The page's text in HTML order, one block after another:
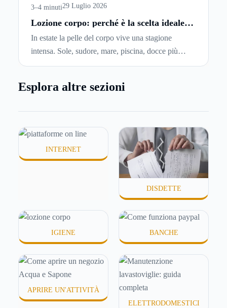
locazioneprima che scada. In questa guida
capiremo come inviare la disdetta per un contratto
3–4 minuti29 Luglio 2026
Lozione corpo: perché è la scelta ideale
In estate la pelle del corpo vive una stagione
intensa. Sole, sudore, mare, piscina, docce più
frequenti e aria condizionata possono renderla
meno confortevole. Eppure, proprio nei mesi caldi,
o difficili da assorbire.
Esplora altre sezioni
INTERNET
DISDETTE
IGIENE BANCHE
APRIRE UN'ATTIVITÀ
ELETTRODOMESTICI